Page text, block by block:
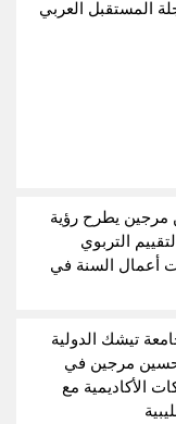
المستقبل العربي
مرجين يطرح رؤية
التربوي
أعمال السنة في
تيشك الدولية
حسين مرجين في
الأكاديمية مع